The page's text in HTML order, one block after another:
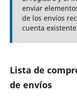
enviar
de los envíos
cuenta
Lista de
de envíos